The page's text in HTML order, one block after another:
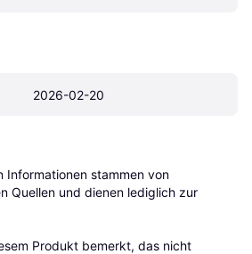
2026-02-20
Informationen stammen von
Quellen und dienen lediglich zur
Produkt bemerkt, das nicht